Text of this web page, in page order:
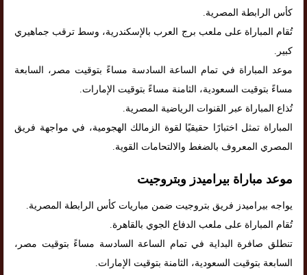
كأس الرابطة المصرية.
تُقام المباراة على ملعب برج العرب بالإسكندرية، وسط ترقب جماهيري
كبير.
موعد المباراة في تمام الساعة السادسة مساءً بتوقيت مصر، السابعة
مساءً بتوقيت السعودية، الثامنة مساءً بتوقيت الإمارات.
تُذاع المباراة عبر القنوات الرياضية المصرية.
المباراة تمثل اختبارًا حقيقيًا لقوة الزمالك الهجومية، في مواجهة فريق
المصري المعروف بالضغط والالتحامات القوية.
موعد مباراة بيراميدز وبتروجيت
يواجه بيراميدز فريق بتروجيت ضمن مباريات كأس الرابطة المصرية.
تُقام المباراة على ملعب الدفاع الجوي بالقاهرة.
تنطلق صافرة البداية في تمام الساعة السادسة مساءً بتوقيت مصر،
السابعة بتوقيت السعودية، الثامنة بتوقيت الإمارات.